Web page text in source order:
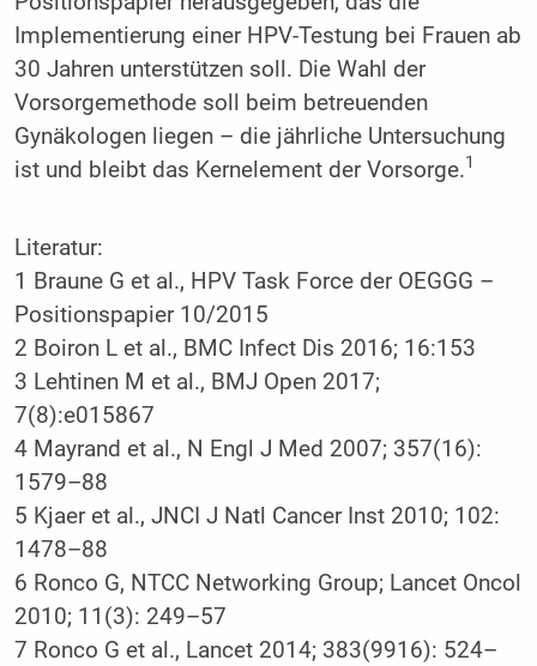
Implementierung einer HPV-Testung bei Frauen ab
30 Jahren unterstützen soll. Die Wahl der
Vorsorgemethode soll beim betreuenden
Gynäkologen liegen – die jährliche Untersuchung
ist und bleibt das Kernelement der Vorsorge.1
Literatur:
1 Braune G et al., HPV Task Force der OEGGG –
Positionspapier 10/2015
2 Boiron L et al., BMC Infect Dis 2016; 16:153
3 Lehtinen M et al., BMJ Open 2017;
7(8):e015867
4 Mayrand et al., N Engl J Med 2007; 357(16):
1579–88
5 Kjaer et al., JNCI J Natl Cancer Inst 2010; 102:
1478–88
6 Ronco G, NTCC Networking Group; Lancet Oncol
2010; 11(3): 249–57
7 Ronco G et al., Lancet 2014; 383(9916): 524–